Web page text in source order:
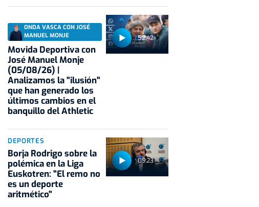
52:42
ONDA VASCA CON JOSÉ
MANUEL MONJE
Movida Deportiva con
José Manuel Monje
(05/08/26) |
Analizamos la "ilusión"
que han generado los
últimos cambios en el
banquillo del Athletic
09:23
DEPORTES
Borja Rodrigo sobre la
polémica en la Liga
Euskotren: "El remo no
es un deporte
aritmético"